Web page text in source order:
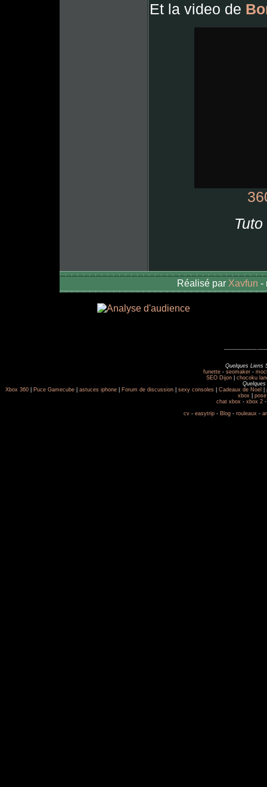
Et la video de
Réalisé par Xavfun -
-------------------
Quelques Liens
funette- seomaker-
SEO Dijon
chocoku
Xbox 360| Puce Gamecube| astuces iphone| Forum de discussion| sexy consoles| Cadeaux de Noel
xbox|
chat xbox - xbox 2
cv - easytrip - Blog - rouleaux -